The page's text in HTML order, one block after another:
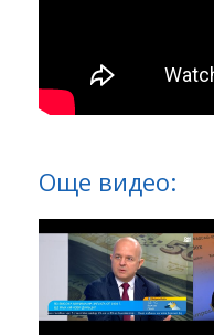
Още видео: